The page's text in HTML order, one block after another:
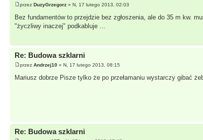
przez DuzyGrzegorz » N, 17 lutego 2013, 02:03
Bez fundamentów to przejdzie bez zgłoszenia, ale do 35 m kw.
"życzliwy inaczej" podkabluje ...
Re: Budowa szklarni
przez Andrzej10 » N, 17 lutego 2013, 08:15
Mariusz dobrze Pisze tylko że po przełamaniu wystarczy gibać
Re: Budowa szklarni